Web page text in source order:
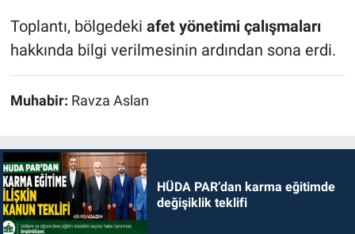
Toplantı, bölgedeki afet yönetimi çalışmaları
hakkında bilgi verilmesinin ardından sona erdi.
Muhabir: Ravza Aslan
HÜDA PAR’dan karma eğitimde
değişiklik teklifi